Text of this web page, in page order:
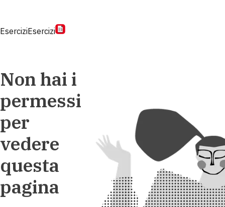
EserciziEsercizi
Non hai i
permessi
per
vedere
questa
pagina